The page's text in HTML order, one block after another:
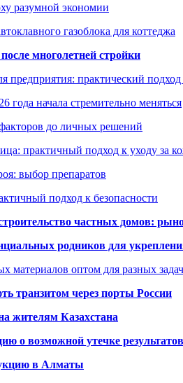
разумной экономии
газоблока для коттеджа
многолетней стройки
предприятия: практический
года начала стремительно меняться
до личных решений
практичный подход к уходу за
выбор препаратов
подход к безопасности
частных домов:
родников для
материалов оптом для разных задач
транзитом через порты России
жителям Казахстана
о возможной утечке
в Алматы